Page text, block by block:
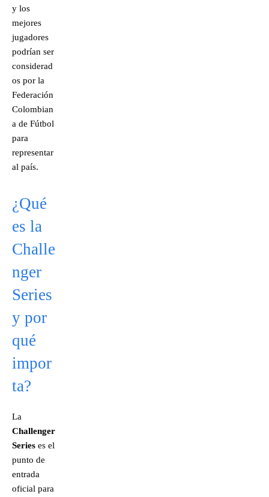
y los
mejores
jugadores
podrían ser
considerad
os por la
Federación
Colombian
a de Fútbol
para
representar
al país.
¿Qué
es la
Challe
nger
Series
y por
qué
impor
ta?
La
Challenger
Series es el
punto de
entrada
oficial para